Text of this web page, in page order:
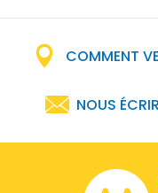
COMMENT
NOUS